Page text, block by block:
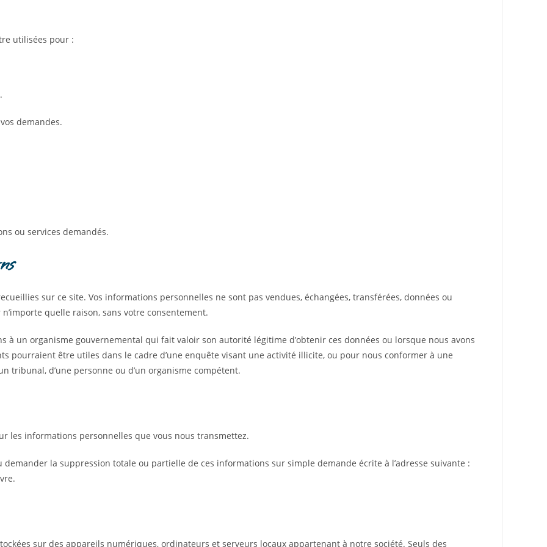
utilisées pour :
demandes.
ou services demandés.
sur ce site. Vos informations personnelles ne sont pas vendues, échangées, transférées, données ou
quelle raison, sans votre consentement.
à un organisme gouvernemental qui fait valoir son autorité légitime d’obtenir ces données ou lorsque nous avons
pourraient être utiles dans le cadre d’une enquête visant une activité illicite, ou pour nous conformer à une
tribunal, d’une personne ou d’un organisme compétent.
les informations personnelles que vous nous transmettez.
la suppression totale ou partielle de ces informations sur simple demande écrite à l’adresse suivante :
sur des appareils numériques, ordinateurs et serveurs locaux appartenant à notre société. Seuls des